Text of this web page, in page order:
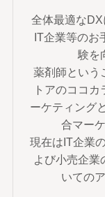
全体最適な
IT企業等のお
験を
薬剤師という
トアのココ
ーケティング
合マー
現在はIT企業
よび小売企業
いての